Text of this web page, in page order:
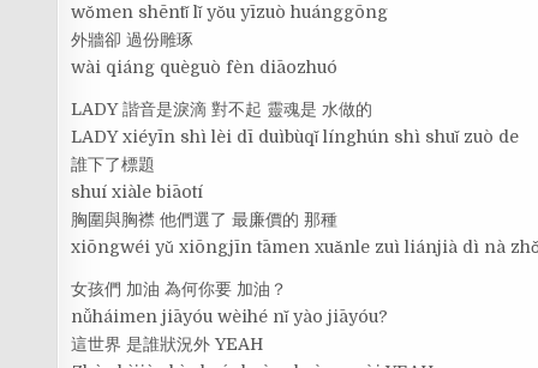
wǒmen shēntǐ lǐ yǒu yīzuò huánggōng
外牆卻 過份雕琢
wài qiáng quèguò fèn diāozhuó
LADY 諧音是淚滴 對不起 靈魂是 水做的
LADY xiéyīn shì lèi dī duìbùqǐ línghún shì shuǐ zuò de
誰下了標題
shuí xiàle biāotí
胸圍與胸襟 他們選了 最廉價的 那種
xiōngwéi yǔ xiōngjīn tāmen xuǎnle zuì liánjià dì nà
女孩們 加油 為何你要 加油？
nǚháimen jiāyóu wèihé nǐ yào jiāyóu?
這世界 是誰狀況外 YEAH